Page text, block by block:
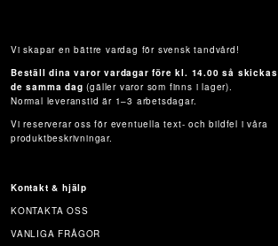
Vi skapar en bättre vardag för svensk tandvård!
Beställ dina varor vardagar före kl. 14.00 så skickas
de samma dag(gäller varor som finns i lager).
Normal leveranstid är 1–3 arbetsdagar.
Vi reserverar oss för eventuella text- och bildfel i våra
produktbeskrivningar.
Kontakt & hjälp
KONTAKTA OSS
VANLIGA FRÅGOR